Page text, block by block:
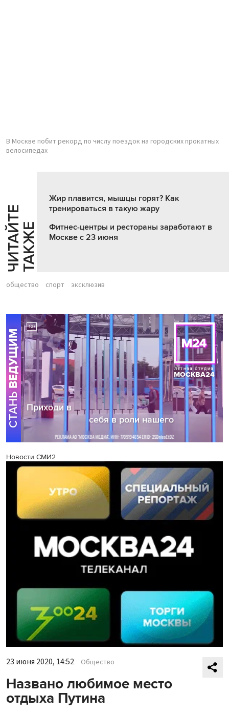
В Москве побит рекорд по числу поездок на городских прокатных
велосипедах
Ч
И
Т
АЙ
Т
Е
Т
А
К
ЖЕ
Жир плавится, мышцы горят? Как
тренироваться в такую жару
Фитнес-центры и рестораны заработают в
Москве с 23 июня
общество спорт эксклюзив
Новости СМИ2
23 июня 2020, 14:52 Общество
Названо любимое место
отдыха Путина